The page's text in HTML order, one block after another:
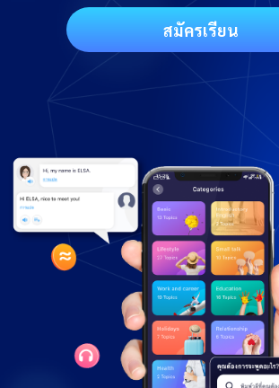
สมัครเรียน